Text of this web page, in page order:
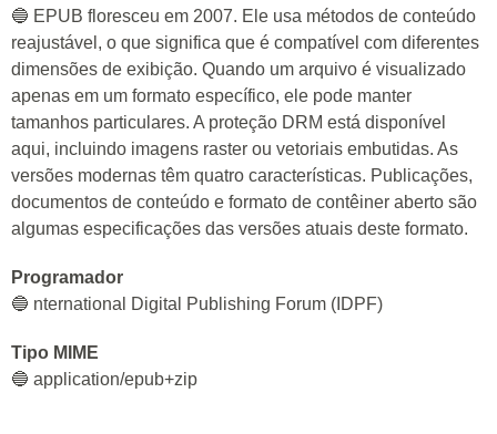
🔵 EPUB floresceu em 2007. Ele usa métodos de conteúdo
reajustável, o que significa que é compatível com diferentes
dimensões de exibição. Quando um arquivo é visualizado
apenas em um formato específico, ele pode manter
tamanhos particulares. A proteção DRM está disponível
aqui, incluindo imagens raster ou vetoriais embutidas. As
versões modernas têm quatro características. Publicações,
documentos de conteúdo e formato de contêiner aberto são
algumas especificações das versões atuais deste formato.
Programador
🔵 nternational Digital Publishing Forum (IDPF)
Tipo MIME
🔵 application/epub+zip